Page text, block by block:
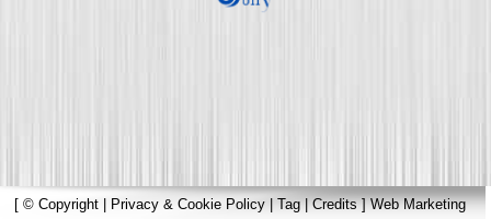
[ © Copyright | Privacy & Cookie Policy | Tag|Credits]Web Marketing